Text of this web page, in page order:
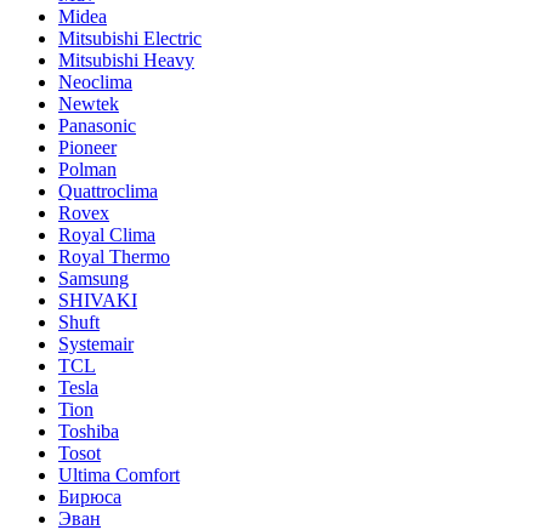
Midea
Mitsubishi Electric
Mitsubishi Heavy
Neoclima
Newtek
Panasonic
Pioneer
Polman
Quattroclima
Rovex
Royal Clima
Royal Thermo
Samsung
SHIVAKI
Shuft
Systemair
TCL
Tesla
Tion
Toshiba
Tosot
Ultima Comfort
Бирюса
Эван